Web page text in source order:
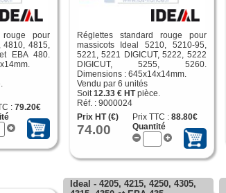
rouge pour
4810, 4815,
EBA 480.
:79.20€
Réglettes standard rouge pour
massicots Ideal 5210, 5210-95,
5221, 5221 DIGICUT, 5222, 5222
DIGICUT, 5255, 5260.
Dimensions : 645x14x14mm.
Vendu par 6 unités
Soit12.33 € HTpièce.
Réf. : 9000024
Prix HT (€)
74.00
Prix TTC : 88.80€
Quantité
Ideal - 4205, 4215, 4250, 4305,